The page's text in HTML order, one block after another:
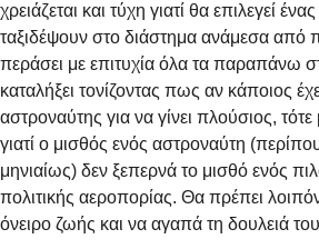
χρειάζεται και τύχη γιατί θα επιλεγεί
ταξιδέψουν στο διάστημα ανάμεσα από
περάσει με επιτυχία όλα τα παραπάνω
καταλήξει τονίζοντας πως αν κάποιος
αστροναύτης για να γίνει πλούσιος,
γιατί ο μισθός ενός αστροναύτη
μηνιαίως) δεν ξεπερνά το μισθό ενός
πολιτικής αεροπορίας. Θα πρέπει
όνειρο ζωής και να αγαπά τη δουλειά